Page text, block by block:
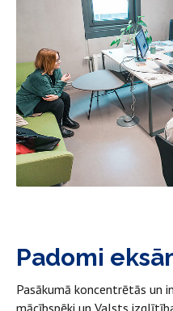
Padomi
Pasākumā koncentrētās un
mācībspēki un Valsts